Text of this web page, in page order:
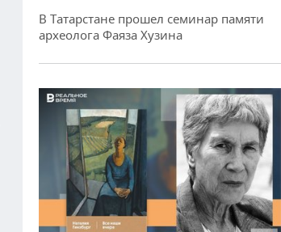
В Татарстане прошел семинар памяти
археолога Фаяза Хузина